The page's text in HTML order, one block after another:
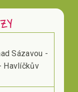
Sázavou -
Havlíčkův